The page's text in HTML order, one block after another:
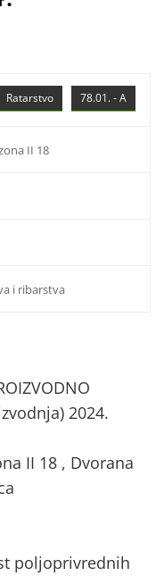
78.01. - A
Ratarstvo
II 18
i ribarstva
2024.
II 18 , Dvorana
poljoprivrednih